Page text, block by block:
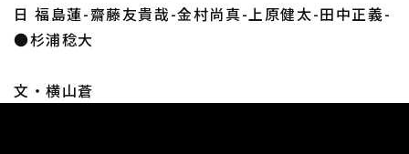
日 福島蓮-齋藤友貴哉-金村尚真-上原健太-田中正義-
●杉浦稔大
文・横山蒼